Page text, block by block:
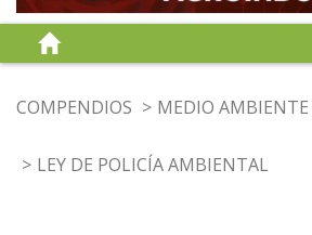
COMPENDIOS MEDIO AMBIENTE
LEY DE POLICÍA AMBIENTAL